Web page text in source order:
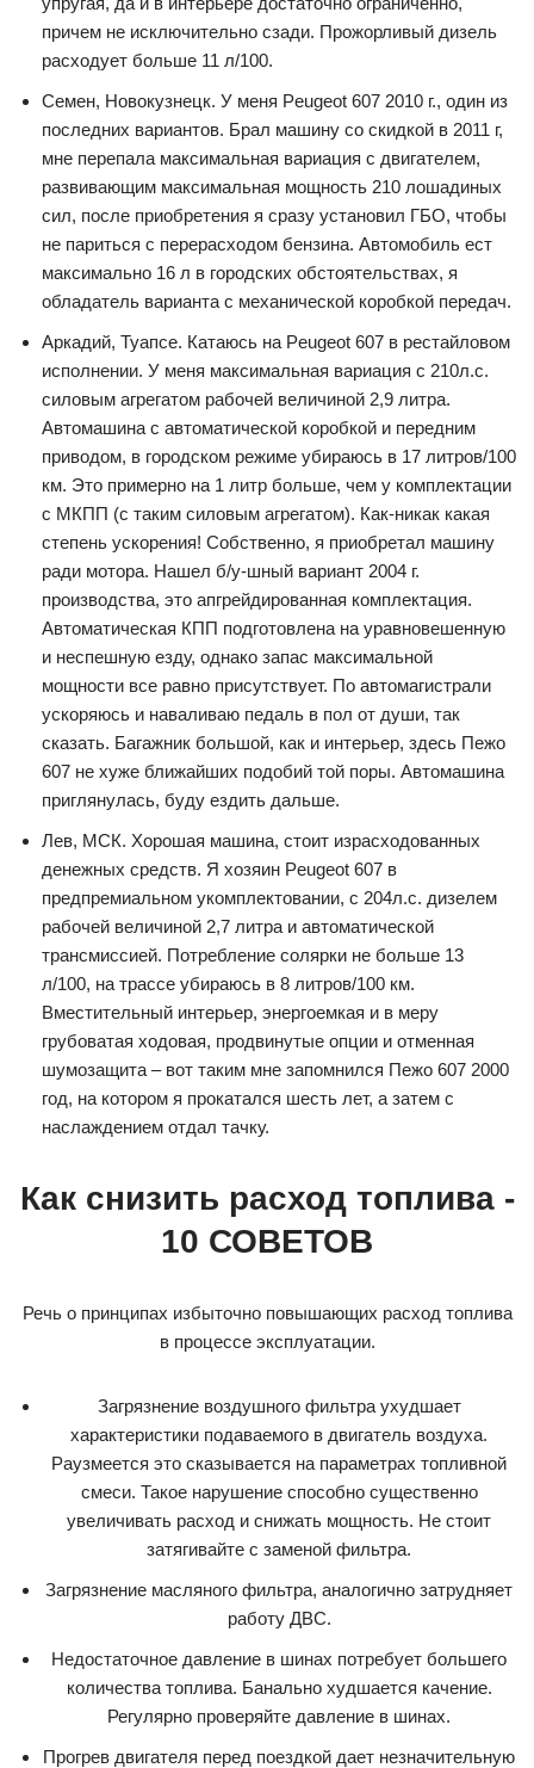
причем не исключительно сзади. Прожорливый дизель
расходует больше 11 л/100.
Семен, Новокузнецк. У меня Peugeot 607 2010 г., один из
последних вариантов. Брал машину со скидкой в 2011 г,
мне перепала максимальная вариация с двигателем,
развивающим максимальная мощность 210 лошадиных
сил, после приобретения я сразу установил ГБО, чтобы
не париться с перерасходом бензина. Автомобиль ест
максимально 16 л в городских обстоятельствах, я
обладатель варианта с механической коробкой передач.
Аркадий, Туапсе. Катаюсь на Peugeot 607 в рестайловом
исполнении. У меня максимальная вариация с 210л.с.
силовым агрегатом рабочей величиной 2,9 литра.
Автомашина с автоматической коробкой и передним
приводом, в городском режиме убираюсь в 17 литров/100
км. Это примерно на 1 литр больше, чем у комплектации
с МКПП (с таким силовым агрегатом). Как-никак какая
степень ускорения! Собственно, я приобретал машину
ради мотора. Нашел б/у-шный вариант 2004 г.
производства, это апгрейдированная комплектация.
Автоматическая КПП подготовлена на уравновешенную
и неспешную езду, однако запас максимальной
мощности все равно присутствует. По автомагистрали
ускоряюсь и наваливаю педаль в пол от души, так
сказать. Багажник большой, как и интерьер, здесь Пежо
607 не хуже ближайших подобий той поры. Автомашина
приглянулась, буду ездить дальше.
Лев, МСК. Хорошая машина, стоит израсходованных
денежных средств. Я хозяин Peugeot 607 в
предпремиальном укомплектовании, с 204л.с. дизелем
рабочей величиной 2,7 литра и автоматической
трансмиссией. Потребление солярки не больше 13
л/100, на трассе убираюсь в 8 литров/100 км.
Вместительный интерьер, энергоемкая и в меру
грубоватая ходовая, продвинутые опции и отменная
шумозащита – вот таким мне запомнился Пежо 607 2000
год, на котором я прокатался шесть лет, а затем с
наслаждением отдал тачку.
Как снизить расход топлива -
10 СОВЕТОВ
Речь о принципах избыточно повышающих расход топлива
в процессе эксплуатации.
Загрязнение воздушного фильтра ухудшает
характеристики подаваемого в двигатель воздуха.
Раузмеется это сказывается на параметрах топливной
смеси. Такое нарушение способно существенно
увеличивать расход и снижать мощность. Не стоит
затягивайте с заменой фильтра.
Загрязнение масляного фильтра, аналогично затрудняет
работу ДВС.
Недостаточное давление в шинах потребует большего
количества топлива. Банально худшается качение.
Регулярно проверяйте давление в шинах.
Прогрев двигателя перед поездкой дает незначительную